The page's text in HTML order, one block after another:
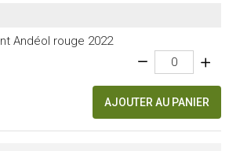
Andéol rouge 2022
AJOUTER AU PANIER